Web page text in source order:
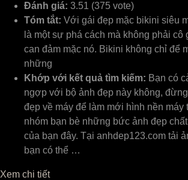
Đánh giá: 3.51 (375 vote)
Tóm tắt: Với gái đẹp mặc bikini siêu
là một sự phá cách mà không phải cô
can đảm mặc nó. Bikini không chỉ để
những
Khớp với kết quả tìm kiếm: Bạn có
ngợp với bộ ảnh đẹp này không,
đẹp về máy để làm mới hình nền máy
nhóm bạn bè những bức ảnh đẹp
của bạn đây. Tại anhdep123.com tải
bạn có thể …
Xem chi tiết